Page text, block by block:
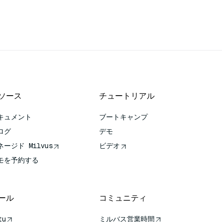
ース
ュメント
グ
ージド Milvus
を予約する
チュートリアル
ブートキャンプ
デモ
ビデオ
ル コミュニティ
ミルバス営業時間